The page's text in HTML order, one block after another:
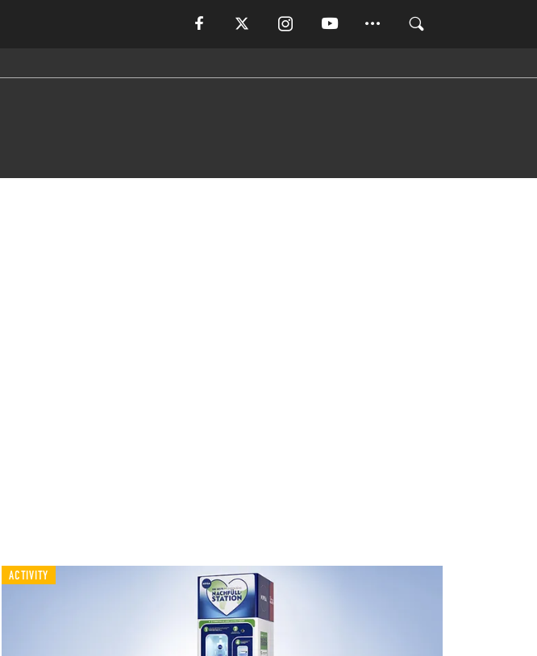
ACTIVITY